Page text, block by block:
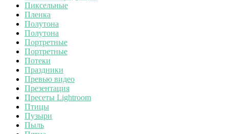
Пиксельные
Пленка
Полутона
Полутона
Портретные
Портретные
Потеки
Праздники
Превью видео
Презентация
Пресеты Lightroom
Птицы
Пузыри
Пыль